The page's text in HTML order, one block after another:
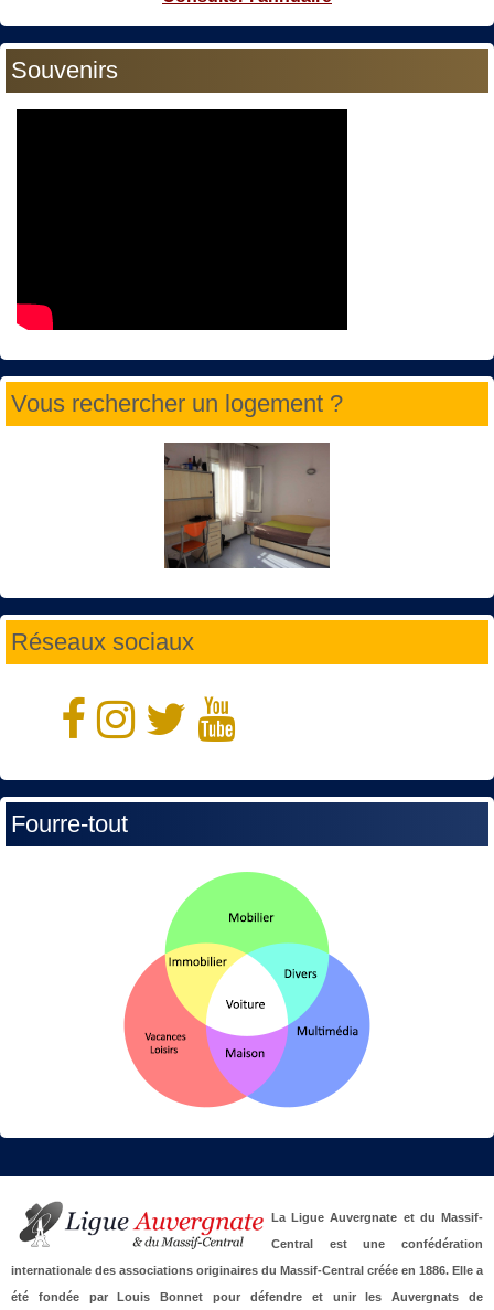
Souvenirs
Vous rechercher un logement ?
Réseaux sociaux
Fourre-tout
La Ligue Auvergnate et du Massif-
Central est une confédération
internationale des associations originaires du Massif-Central créée en 1886. Elle a
été fondée par Louis Bonnet pour défendre et unir les Auvergnats de